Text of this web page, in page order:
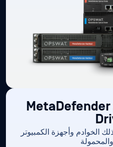
محرك الأقراص MetaDefender
الخوادم وأجهزة الكمبيوتر
والمحمولة